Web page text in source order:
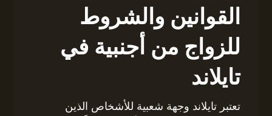
القوانين والشروط
للزواج من أجنبية في
تايلاند
تعتبر تايلاند وجهة شعبية للأشخاص الذين